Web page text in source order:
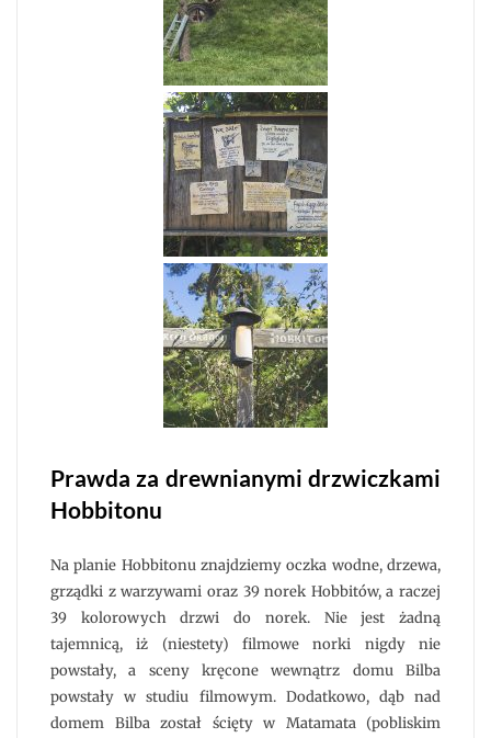
Prawda za drewnianymi drzwiczkami
Hobbitonu
Na planie Hobbitonu znajdziemy oczka wodne, drzewa,
grządki z warzywami oraz 39 norek Hobbitów, a raczej
39 kolorowych drzwi do norek. Nie jest żadną
tajemnicą, iż (niestety) filmowe norki nigdy nie
powstały, a sceny kręcone wewnątrz domu Bilba
powstały w studiu filmowym. Dodatkowo, dąb nad
domem Bilba został ścięty w Matamata (pobliskim